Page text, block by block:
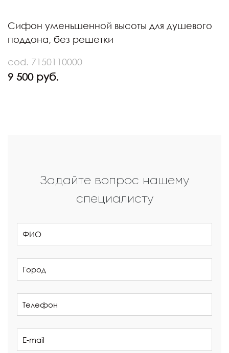
Сифон уменьшенной высоты для душевого
поддона, без решетки
cod. 7150110000
9 500 руб.
Задайте вопрос нашему
специалисту